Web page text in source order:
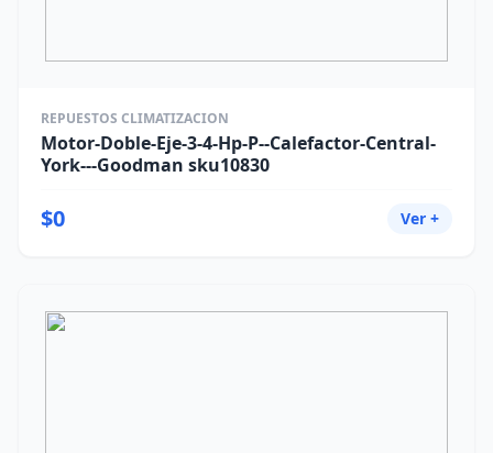
REPUESTOS CLIMATIZACION
Motor-Doble-Eje-3-4-Hp-P--Calefactor-Central-
York---Goodman sku10830
$0 Ver +